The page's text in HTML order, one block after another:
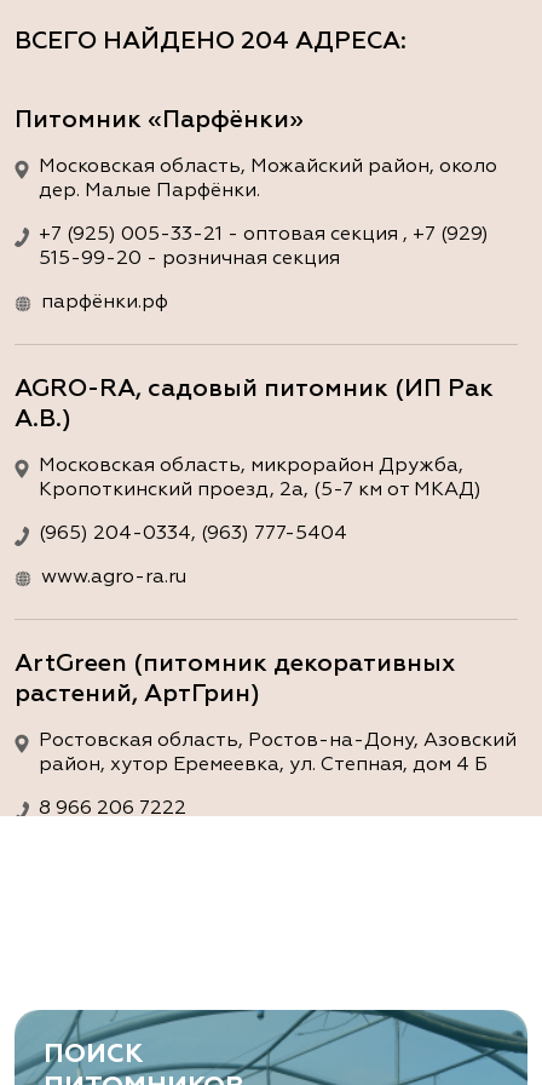
ВСЕГО НАЙДЕНО 204 АДРЕСА:
Питомник «Парфёнки»
Московская область, Можайский район, около
дер. Малые Парфёнки.
+7 (925) 005-33-21 - оптовая секция , +7 (929)
515-99-20 - розничная секция
парфёнки.рф
AGRO-RA, садовый питомник (ИП Рак
А.В.)
Московская область, микрорайон Дружба,
Кропоткинский проезд, 2а, (5-7 км от МКАД)
(965) 204-0334, (963) 777-5404
www.agro-ra.ru
ArtGreen (питомник декоративных
растений, АртГрин)
Ростовская область, Ростов-на-Дону, Азовский
район, хутор Еремеевка, ул. Степная, дом 4 Б
8 966 206 7222
Ростовская область, Ростов-на-Дону,
Левобережная ул, дом № 37
ПОИСК